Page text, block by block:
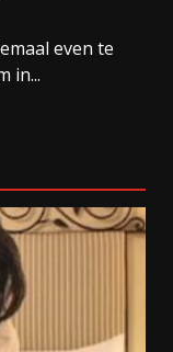
even te
in...